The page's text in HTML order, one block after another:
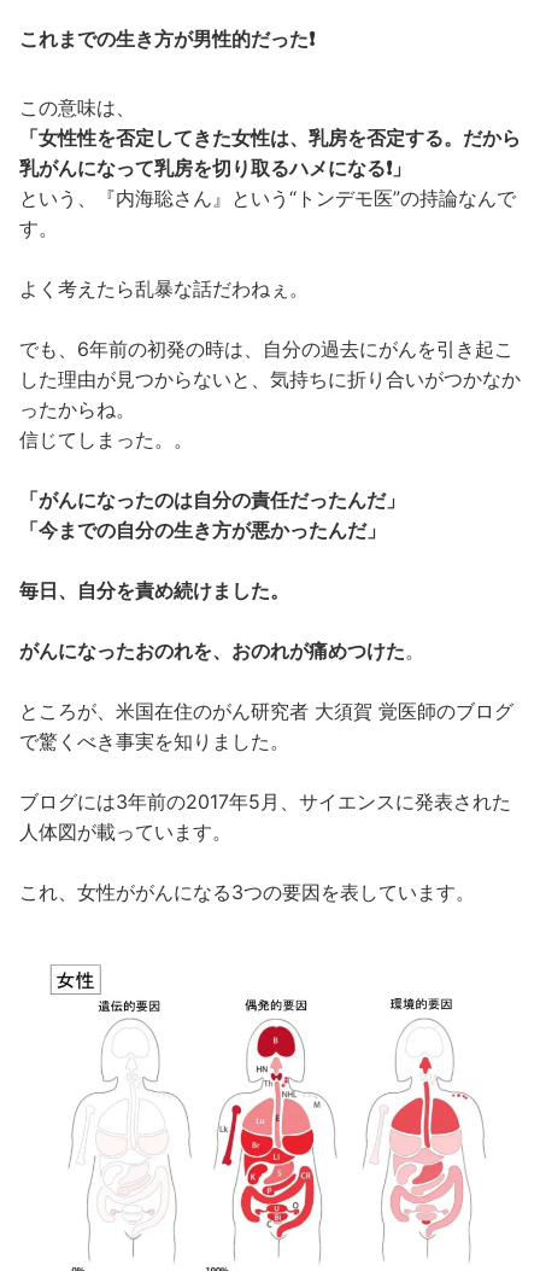
これまでの生き方が男性的だった❗️
この意味は、
「女性性を否定してきた女性は、乳房を否定する。だから
乳がんになって乳房を切り取るハメになる❗️」
という、『内海聡さん』という“トンデモ医”の持論なんで
す。
よく考えたら乱暴な話だわねぇ。
でも、6年前の初発の時は、自分の過去にがんを引き起こ
した理由が見つからないと、気持ちに折り合いがつかなか
ったからね。
信じてしまった。。
「がんになったのは自分の責任だったんだ」
「今までの自分の生き方が悪かったんだ」
毎日、自分を責め続けました。
がんになったおのれを、おのれが痛めつけた。
ところが、米国在住のがん研究者 大須賀 覚医師のブログ
で驚くべき事実を知りました。
ブログには3年前の2017年5月、サイエンスに発表された
人体図が載っています。
これ、女性ががんになる3つの要因を表しています。